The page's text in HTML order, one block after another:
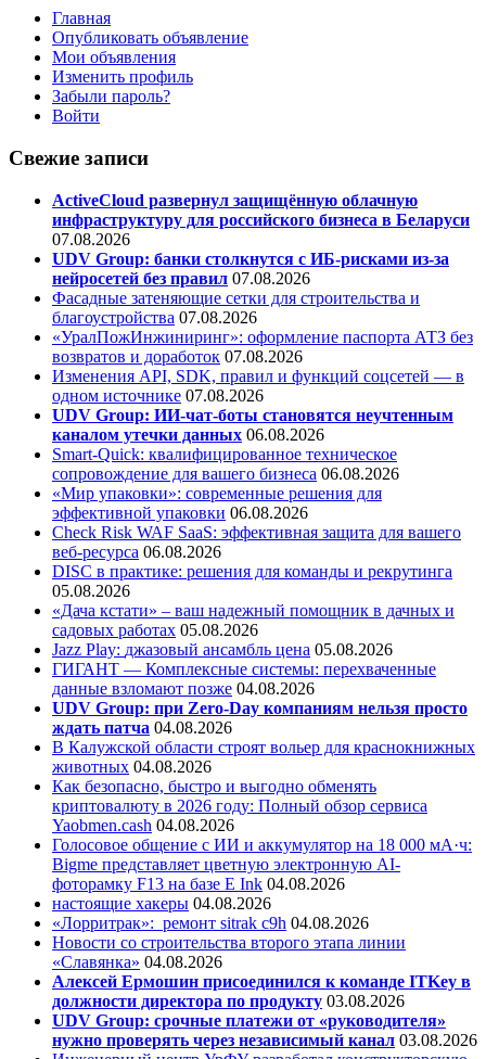
Главная
Опубликовать объявление
Мои объявления
Изменить профиль
Забыли пароль?
Войти
Свежие записи
ActiveCloud развернул защищённую облачную
инфраструктуру для российского бизнеса в Беларуси
07.08.2026
UDV Group: банки столкнутся с ИБ-рисками из-за
нейросетей без правил 07.08.2026
Фасадные затеняющие сетки для строительства и
благоустройства 07.08.2026
«УралПожИнжиниринг»: оформление паспорта АТЗ без
возвратов и доработок 07.08.2026
Изменения API, SDK, правил и функций соцсетей — в
одном источнике 07.08.2026
UDV Group: ИИ-чат-боты становятся неучтенным
каналом утечки данных 06.08.2026
Smart-Quick: квалифицированное техническое
сопровождение для вашего бизнеса 06.08.2026
«Мир упаковки»: современные решения для
эффективной упаковки 06.08.2026
Check Risk WAF SaaS: эффективная защита для вашего
веб-ресурса 06.08.2026
DISC в практике: решения для команды и рекрутинга
05.08.2026
«Дача кстати» – ваш надежный помощник в дачных и
садовых работах 05.08.2026
Jazz Play: джазовый ансамбль цена 05.08.2026
ГИГАНТ — Комплексные системы: перехваченные
данные взломают позже 04.08.2026
UDV Group: при Zero-Day компаниям нельзя просто
ждать патча 04.08.2026
В Калужской области строят вольер для краснокнижных
животных 04.08.2026
Как безопасно, быстро и выгодно обменять
криптовалюту в 2026 году: Полный обзор сервиса
Yaobmen.cash 04.08.2026
Голосовое общение с ИИ и аккумулятор на 18 000 мА·ч:
Bigme представляет цветную электронную AI-
фоторамку F13 на базе E Ink 04.08.2026
настоящие хакеры 04.08.2026
«Лорритрак»: ремонт sitrak c9h 04.08.2026
Новости со строительства второго этапа линии
«Славянка» 04.08.2026
Алексей Ермошин присоединился к команде ITKey в
должности директора по продукту 03.08.2026
UDV Group: срочные платежи от «руководителя»
нужно проверять через независимый канал 03.08.2026